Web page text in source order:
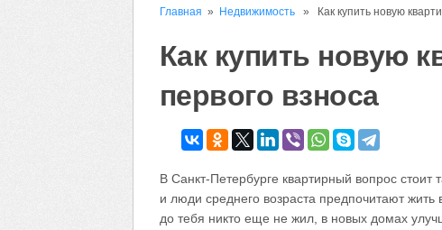
Главная » Недвижимость» Как купить новую
Как купить новую
первого взноса
В Санкт-Петербурге квартирный вопрос
и люди среднего возраста предпочитают
до тебя никто еще не жил, в новых домах